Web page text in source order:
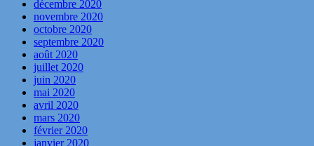
décembre 2020
novembre 2020
octobre 2020
septembre 2020
août 2020
juillet 2020
juin 2020
mai 2020
avril 2020
mars 2020
février 2020
janvier 2020